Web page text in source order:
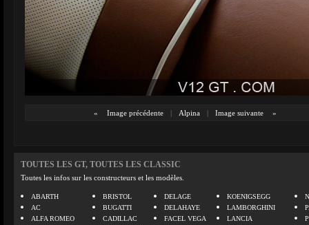
« Image précédente | Alpina | Image suivante »
TOUTES LES GT, TOUTES LES CLASSIC
Toutes les infos sur les constructeurs et les modèles.
ABARTH
AC
ALFA ROMEO
BRISTOL
BUGATTI
CADILLAC
DELAGE
DELAHAYE
FACEL VEGA
KOENIGSEGG
LAMBORGHINI
LANCIA